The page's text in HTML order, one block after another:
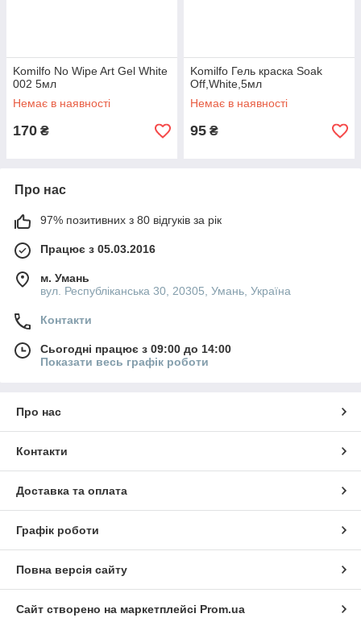
Komilfo No Wipe Art Gel White
002 5мл
Немає в наявності
170 ₴
Komilfo Гель краска Soak
Off,White,5мл
Немає в наявності
95 ₴
Про нас
97% позитивних з 80 відгуків за рік
Працює з 05.03.2016
м. Умань
вул. Республіканська 30, 20305, Умань, Україна
Контакти
Сьогодні працює з 09:00 до 14:00
Показати весь графік роботи
Про нас
Контакти
Доставка та оплата
Графік роботи
Повна версія сайту
Сайт створено на маркетплейсі Prom.ua